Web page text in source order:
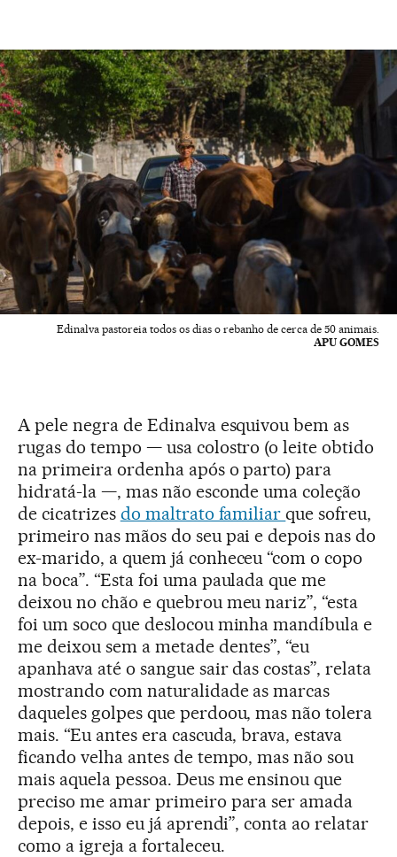
Edinalva pastoreia todos os dias o rebanho de cerca de 50 animais.
APU GOMES
A pele negra de Edinalva esquivou bem as
rugas do tempo — usa colostro (o leite obtido
na primeira ordenha após o parto) para
hidratá-la —, mas não esconde uma coleção
de cicatrizes do maltrato familiarque sofreu,
primeiro nas mãos do seu pai e depois nas do
ex-marido, a quem já conheceu “com o copo
na boca”. “Esta foi uma paulada que me
deixou no chão e quebrou meu nariz”, “esta
foi um soco que deslocou minha mandíbula e
me deixou sem a metade dentes”, “eu
apanhava até o sangue sair das costas”, relata
mostrando com naturalidade as marcas
daqueles golpes que perdoou, mas não tolera
mais. “Eu antes era cascuda, brava, estava
ficando velha antes de tempo, mas não sou
mais aquela pessoa. Deus me ensinou que
preciso me amar primeiro para ser amada
depois, e isso eu já aprendi”, conta ao relatar
como a igreja a fortaleceu.